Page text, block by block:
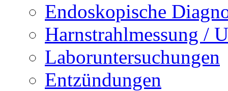
Endoskopische
Harnstrahlmessung /
Laboruntersuchungen
Entzündungen